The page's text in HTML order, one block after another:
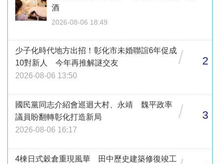
酒
2026-08-06 18:49
少子化時代地方出招！彰化市未婚聯誼6年促成
10對新人 今年再推解謎交友
2026-08-06 13:50
/ 2
國民黨同志介紹會巡迴大村、永靖 魏平政率
議員盼翻轉彰化打造新局
2026-08-06 16:17
/ 3
4棟日式穀倉重現風華 田中歷史建築修復竣工